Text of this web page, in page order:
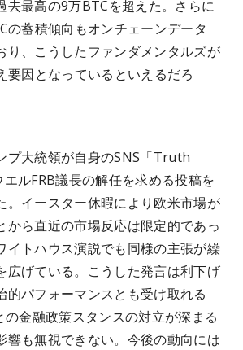
去最高の9万BTCを超えた。さらに
の蓄積傾向もオンチェーンデータ
り、こうしたファンダメンタルズが
要因となっているといえるだろ
プ大統領が自身のSNS「Truth
ルFRB議長の解任を求める投稿を
。イースター休暇により欧米市場が
から直近の市場反応は限定的であっ
イトハウス演説でも同様の主張が繰
広げている。こうした発言は利下げ
的パフォーマンスとも受け取れる
の金融政策スタンスの対立が深まる
響も無視できない。今後の動向には